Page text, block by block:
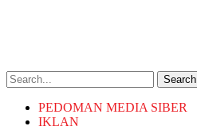
Search
PEDOMAN MEDIA SIBER
IKLAN